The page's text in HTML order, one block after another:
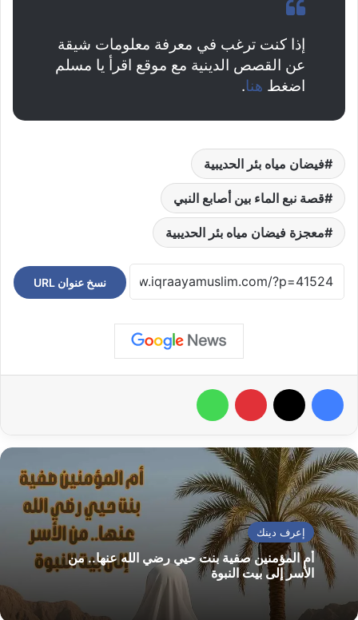
إذا كنت ترغب في معرفة معلومات شيقة
عن القصص الدينية مع موقع اقرأ يا مسلم
اضغط هنا.
فيضان مياه بئر الحديبية
قصة نبع الماء بين أصابع النبي
معجزة فيضان مياه بئر الحديبية
نسخ عنوان URL
فيسبوك بينتيريست
إعرف دينك
أم المؤمنين صفية بنت حيي رضي الله عنها.. من
الأسر إلى بيت النبوة